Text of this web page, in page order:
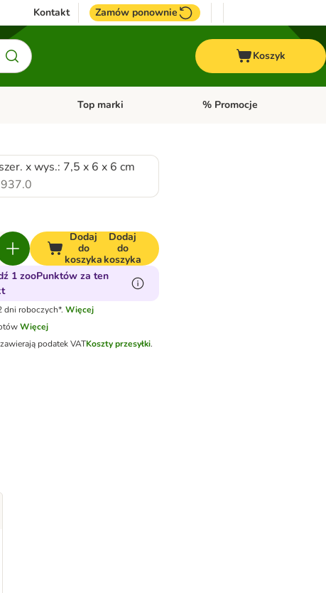
Kontakt Zamów ponownie
Koszyk
kategorii: PtakiOtwórz menu kategorii: Konie
Top marki Otwórz menu kategorii: Top
% Promocje
x wys.: 7,5 x 6 x 6 cm
Dodaj
do
koszyka
Dodaj
do
koszyka
1 zooPunktów za ten
dni roboczych*. Więcej
Więcej
podatek VATKoszty przesyłki.